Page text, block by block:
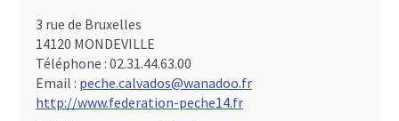
3 rue de Bruxelles
14120 MONDEVILLE
Téléphone : 02.31.44.63.00
Email : peche.calvados@wanadoo.fr
http://www.federation-peche14.fr